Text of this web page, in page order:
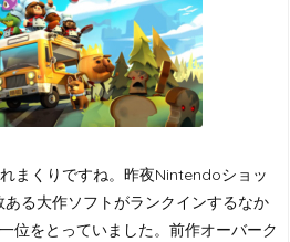
まくりですね。 昨夜Nintendoショッ
る大作ソフトがランクインするなか
位をとっていました。 前作オーバーク